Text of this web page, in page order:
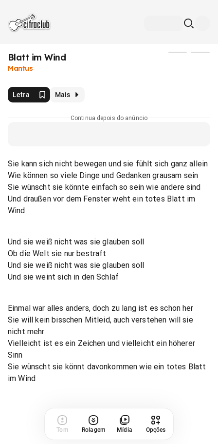
Blatt im Wind
Mantus
Letra Mais
Continua depois do anúncio
Sie kann sich nicht bewegen und sie fühlt sich ganz allein
Wie können so viele Dinge und Gedanken grausam sein
Sie wünscht sie könnte einfach so sein wie andere sind
Und draußen vor dem Fenster weht ein totes Blatt im
Wind
Und sie weiß nicht was sie glauben soll
Ob die Welt sie nur bestraft
Und sie weiß nicht was sie glauben soll
Und sie weint sich in den Schlaf
Einmal war alles anders, doch zu lang ist es schon her
Sie will kein bisschen Mitleid, auch verstehen will sie
nicht mehr
Vielleicht ist es ein Zeichen und vielleicht ein höherer
Sinn
Sie wünscht sie könnt davonkommen wie ein totes Blatt
im Wind
Tom Rolagem Mídia Opções